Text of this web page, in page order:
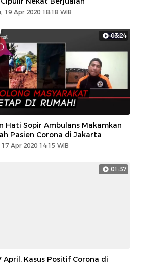
19 Apr 2020 18:18 WIB
03:24
Hati Sopir Ambulans Makamkan
Pasien Corona di Jakarta
Apr 2020 14:15 WIB
01:37
April, Kasus Positif Corona di